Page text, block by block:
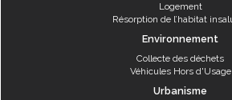
Logement
Résorption de l’habitat
Environnement
Collecte des déchets
Véhicules Hors d'Usage
Urbanisme